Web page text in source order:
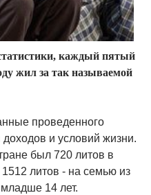
каждый пятый
жил за так называемой
проведенного
и условий жизни.
был 720 литов в
литов - на семью из
14 лет.